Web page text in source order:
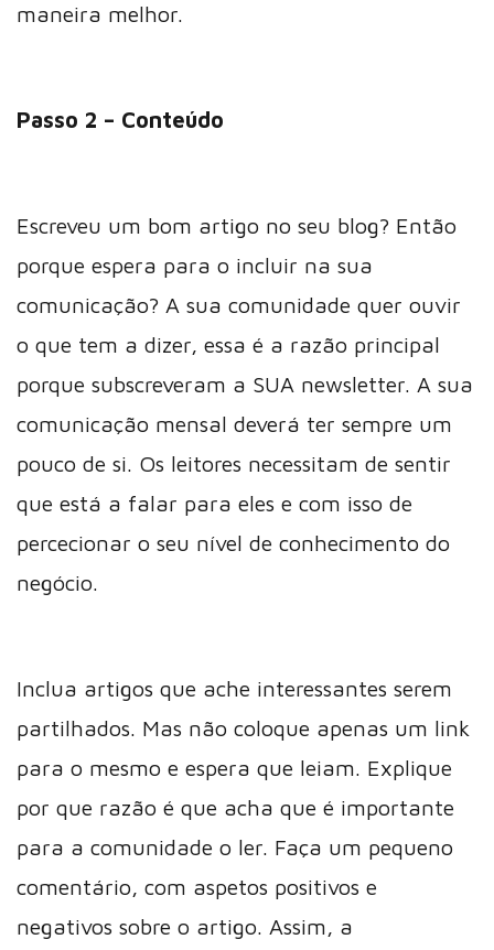
maneira melhor.
Passo 2 – Conteúdo
Escreveu um bom artigo no seu blog? Então
porque espera para o incluir na sua
comunicação? A sua comunidade quer ouvir
o que tem a dizer, essa é a razão principal
porque subscreveram a SUA newsletter. A sua
comunicação mensal deverá ter sempre um
pouco de si. Os leitores necessitam de sentir
que está a falar para eles e com isso de
percecionar o seu nível de conhecimento do
negócio.
Inclua artigos que ache interessantes serem
partilhados. Mas não coloque apenas um link
para o mesmo e espera que leiam. Explique
por que razão é que acha que é importante
para a comunidade o ler. Faça um pequeno
comentário, com aspetos positivos e
negativos sobre o artigo. Assim, a